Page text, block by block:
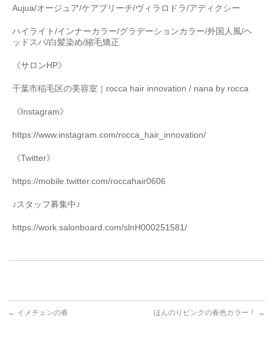
Aujua/オージュア/ケアブリーチ/ヴィラロドラ/アディクシー
ハイライト/インナーカラー/グラデーションカラー/外国人風/ヘ
ッドスパ/白髪染め/縮毛矯正
《サロンHP》
千葉市稲毛区の美容室｜ rocca hair innovation / nana by rocca
《Instagram》
https://www.instagram.com/rocca_hair_innovation/
《Twitter》
https://mobile.twitter.com/roccahair0606
♪スタッフ募集中♪
https://work.salonboard.com/slnH000251581/
← イメチェンの春 ほんのりピンクの春色カラー！ →